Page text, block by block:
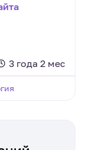
3 года 2 мес